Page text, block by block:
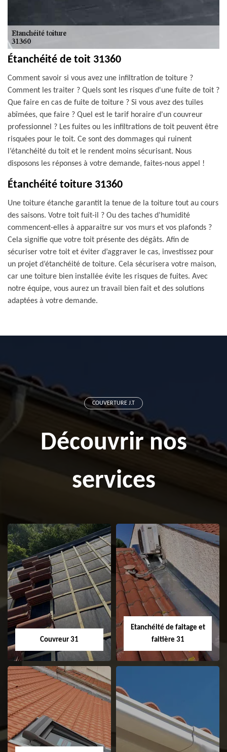
Étanchéité de toit 31360
Comment savoir si vous avez une infiltration de toiture ?
Comment les traiter ? Quels sont les risques d'une fuite de toit ?
Que faire en cas de fuite de toiture ? Si vous avez des tuiles
abîmées, que faire ? Quel est le tarif horaire d'un couvreur
professionnel ? Les fuites ou les infiltrations de toit peuvent être
risquées pour le toit. Ce sont des dommages qui ruinent
l’étanchéité du toit et le rendent moins sécurisant. Nous
disposons les réponses à votre demande, faites-nous appel !
Étanchéité toiture 31360
Une toiture étanche garantit la tenue de la toiture tout au cours
des saisons. Votre toit fuit-il ? Ou des taches d’humidité
commencent-elles à apparaitre sur vos murs et vos plafonds ?
Cela signifie que votre toit présente des dégâts. Afin de
sécuriser votre toit et éviter d’aggraver le cas, investissez pour
un projet d’étanchéité de toiture. Cela sécurisera votre maison,
car une toiture bien installée évite les risques de fuites. Avec
notre équipe, vous aurez un travail bien fait et des solutions
adaptées à votre demande.
COUVERTURE J.T
Découvrir nos
services
Couvreur 31
Couvreur 31
Etanchéité de faitage et
faitière 31
Etanchéité de
faitage et faitière
31